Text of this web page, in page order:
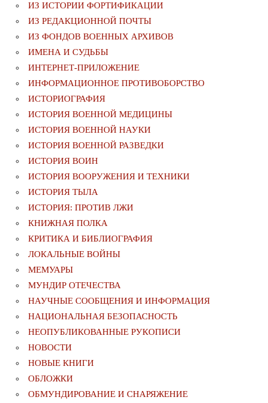
ИЗ ИСТОРИИ ФОРТИФИКАЦИИ
ИЗ РЕДАКЦИОННОЙ ПОЧТЫ
ИЗ ФОНДОВ ВОЕННЫХ АРХИВОВ
ИМЕНА И СУДЬБЫ
ИНТЕРНЕТ-ПРИЛОЖЕНИЕ
ИНФОРМАЦИОННОЕ ПРОТИВОБОРСТВО
ИСТОРИОГРАФИЯ
ИСТОРИЯ ВОЕННОЙ МЕДИЦИНЫ
ИСТОРИЯ ВОЕННОЙ НАУКИ
ИСТОРИЯ ВОЕННОЙ РАЗВЕДКИ
ИСТОРИЯ ВОИН
ИСТОРИЯ ВООРУЖЕНИЯ И ТЕХНИКИ
ИСТОРИЯ ТЫЛА
ИСТОРИЯ: ПРОТИВ ЛЖИ
КНИЖНАЯ ПОЛКА
КРИТИКА И БИБЛИОГРАФИЯ
ЛОКАЛЬНЫЕ ВОЙНЫ
МЕМУАРЫ
МУНДИР ОТЕЧЕСТВА
НАУЧНЫЕ СООБЩЕНИЯ И ИНФОРМАЦИЯ
НАЦИОНАЛЬНАЯ БЕЗОПАСНОСТЬ
НЕОПУБЛИКОВАННЫЕ РУКОПИСИ
НОВОСТИ
НОВЫЕ КНИГИ
ОБЛОЖКИ
ОБМУНДИРОВАНИЕ И СНАРЯЖЕНИЕ